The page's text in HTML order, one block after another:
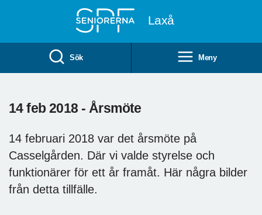
Laxå
Sök Meny
14 feb 2018 - Årsmöte
14 februari 2018 var det årsmöte på
Casselgården. Där vi valde styrelse och
funktionärer för ett år framåt. Här några bilder
från detta tillfälle.